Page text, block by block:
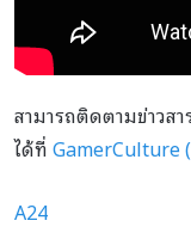
สามารถติดตามข่าวส
ได้ที่GamerCulture
A24